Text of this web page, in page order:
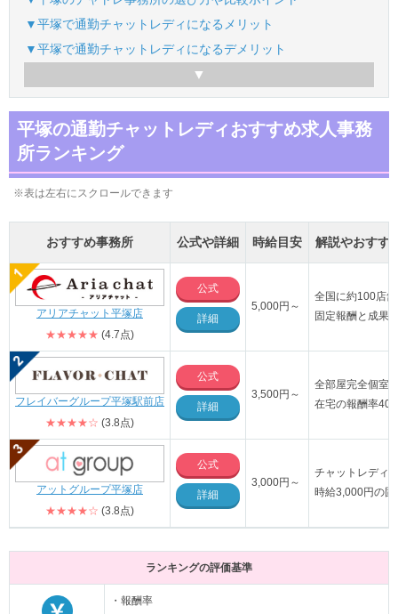
▼平塚で通勤チャットレディになるメリット
▼平塚で通勤チャットレディになるデメリット
平塚の通勤チャットレディおすすめ求人事務
所ランキング
※表は左右にスクロールできます
おすすめ事務所 公式や詳細 時給目安 解説やおすす
アリアチャット平塚店
★★★★★ (4.7点)
公式
詳細
5,000円～
全国に約100店
固定報酬と成果
フレイバーグループ平塚駅前店
★★★★☆ (3.8点)
公式
詳細
3,500円～
全部屋完全個室
在宅の報酬率40
アットグループ平塚店
★★★★☆ (3.8点)
公式
詳細
3,000円～
チャットレディ
時給3,000円の
ランキングの評価基準
・報酬率